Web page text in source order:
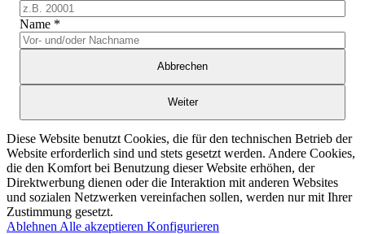
Name *
Abbrechen
Weiter
Diese Website benutzt Cookies, die für den technischen Betrieb der
Website erforderlich sind und stets gesetzt werden. Andere Cookies,
die den Komfort bei Benutzung dieser Website erhöhen, der
Direktwerbung dienen oder die Interaktion mit anderen Websites
und sozialen Netzwerken vereinfachen sollen, werden nur mit Ihrer
Zustimmung gesetzt.
Ablehnen Alle akzeptieren Konfigurieren